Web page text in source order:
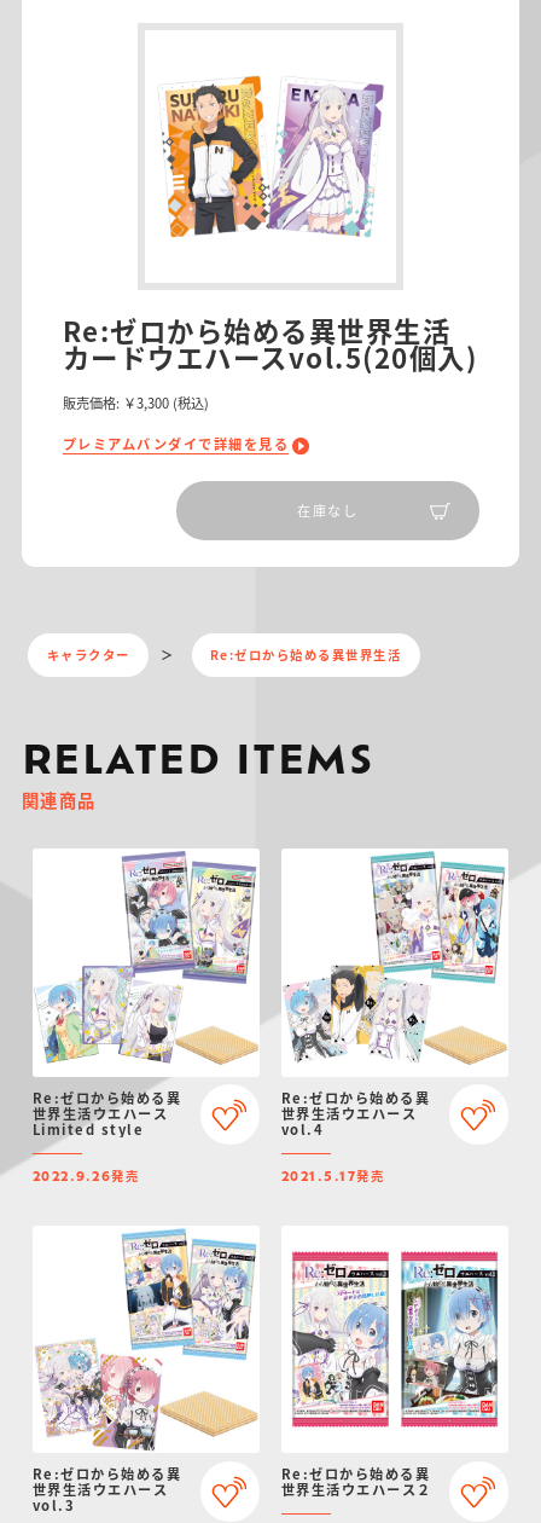
Re:ゼロから始める異世界生活
カードウエハースvol.5(20個入)
販売価格: ￥3,300 (税込)
プレミアムバンダイで詳細を見る
在庫なし
キャラクター Re:ゼロから始める異世界生活
RELATED ITEMS
関連商品
Re:ゼロから始める異
世界生活ウエハース
Limited style
2022.9.26発売
Re:ゼロから始める異
世界生活ウエハース
vol.4
2021.5.17発売
Re:ゼロから始める異
世界生活ウエハース
vol.3
Re:ゼロから始める異
世界生活ウエハース２